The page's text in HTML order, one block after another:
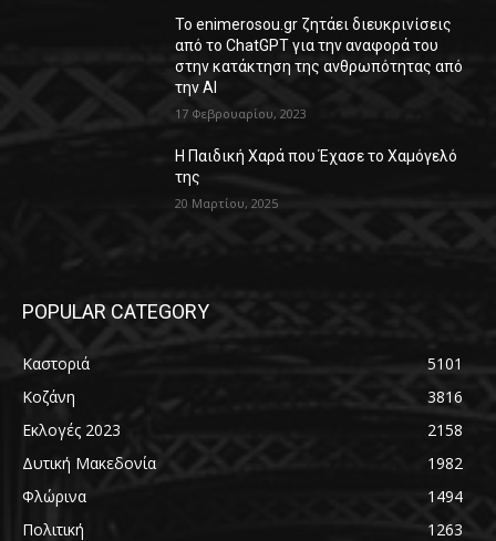
Το enimerosou.gr ζητάει διευκρινίσεις
από το ChatGPT για την αναφορά του
στην κατάκτηση της ανθρωπότητας από
την AI
17 Φεβρουαρίου, 2023
Η Παιδική Χαρά που Έχασε το Χαμόγελό
της
20 Μαρτίου, 2025
POPULAR CATEGORY
Καστοριά
5101
Κοζάνη
3816
Εκλογές 2023
2158
Δυτική Μακεδονία
1982
Φλώρινα
1494
Πολιτική
1263